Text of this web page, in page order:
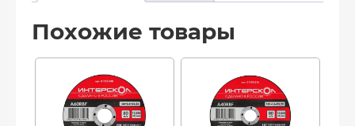
Похожие товары